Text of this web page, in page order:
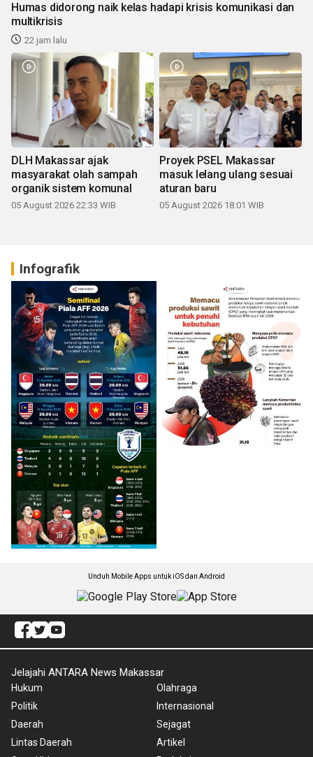
Humas didorong naik kelas hadapi krisis komunikasi dan
multikrisis
22 jam lalu
DLH Makassar ajak
masyarakat olah sampah
organik sistem komunal
05 August 2026 22:33 WIB
Proyek PSEL Makassar
masuk lelang ulang sesuai
aturan baru
05 August 2026 18:01 WIB
Infografik
Unduh Mobile Apps untuk iOS dan Android
Jelajahi ANTARA News Makassar
Hukum
Politik
Daerah
Lintas Daerah
Olahraga
Internasional
Sejagat
Artikel